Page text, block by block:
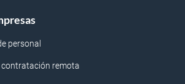
personal
contratación remota